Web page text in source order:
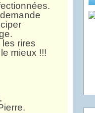
rires
mieux !!!